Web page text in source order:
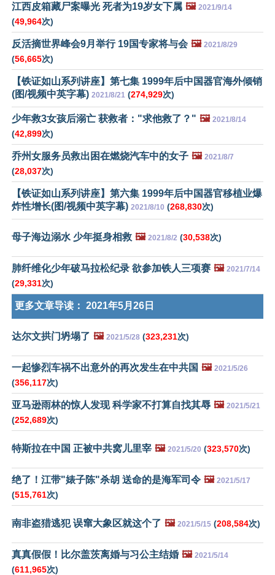
江西皮箱藏尸案曝光 死者为19岁女下属 🖼️ 2021/9/14
(49,964次)
反活摘世界峰会9月举行 19国专家将与会 🖼️ 2021/8/29
(56,665次)
【铁证如山系列讲座】第七集 1999年后中国器官海外倾销
(图/视频中英字幕) 2021/8/21 (274,929次)
少年救3女孩后溺亡 获救者："求他救了？" 🖼️ 2021/8/14
(42,899次)
乔州女服务员救出困在燃烧汽车中的女子 🖼️ 2021/8/7
(28,037次)
【铁证如山系列讲座】第六集 1999年后中国器官移植业爆
炸性增长(图/视频中英字幕) 2021/8/10 (268,830次)
母子海边溺水 少年挺身相救 🖼️ 2021/8/2 (30,538次)
肺纤维化少年破马拉松纪录 欲参加铁人三项赛 🖼️ 2021/7/14
(29,331次)
更多文章导读： 2021年5月26日
达尔文拱门坍塌了 🖼️ 2021/5/28 (323,231次)
一起惨烈车祸不出意外的再次发生在中共国 🖼️ 2021/5/26
(356,117次)
亚马逊雨林的惊人发现 科学家不打算自找其辱 🖼️ 2021/5/21
(252,689次)
特斯拉在中国 正被中共窝儿里宰 🖼️ 2021/5/20 (323,570次)
绝了！江带"婊子陈"杀胡 送命的是海军司令 🖼️ 2021/5/17
(515,761次)
南非盗猎逃犯 误窜大象区就这个了 🖼️ 2021/5/15 (208,584次)
真真假假！比尔盖茨离婚与习公主结婚 🖼️ 2021/5/14
(611,965次)